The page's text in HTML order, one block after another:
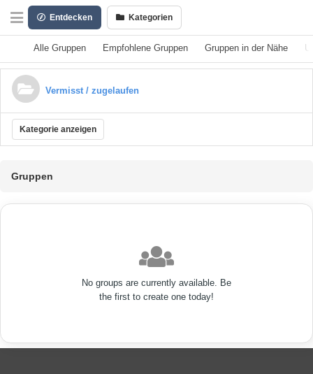
Entdecken Kategorien
Alle Gruppen Empfohlene Gruppen Gruppen in der Nähe
Vermisst / zugelaufen
Kategorie anzeigen
Gruppen
No groups are currently available. Be
the first to create one today!